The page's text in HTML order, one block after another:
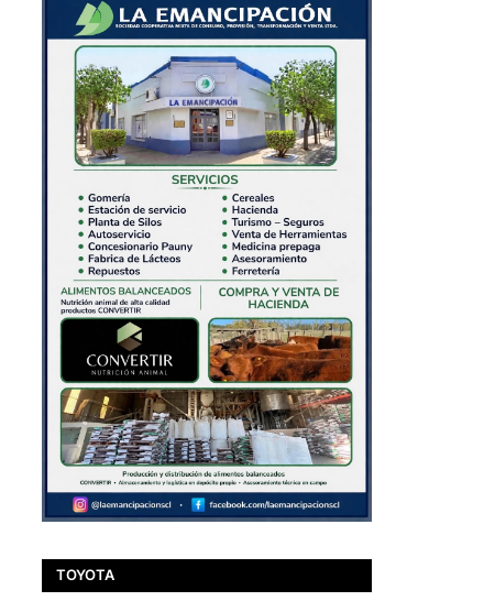
TOYOTA